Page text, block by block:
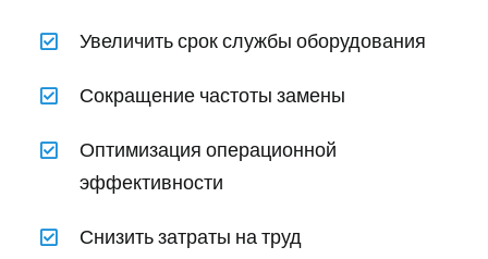
Увеличить срок службы оборудования
Сокращение частоты замены
Оптимизация операционной
эффективности
Снизить затраты на труд